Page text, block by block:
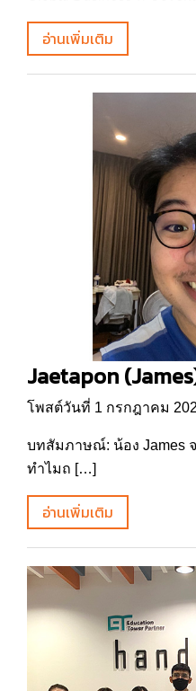
อ่านเพิ่มเติม
Jaetapon
โพสต์วันที่ 1 กรกฎาคม
บทสัมภาษณ์: น้อง James
ทำไมถ […]
อ่านเพิ่มเติม